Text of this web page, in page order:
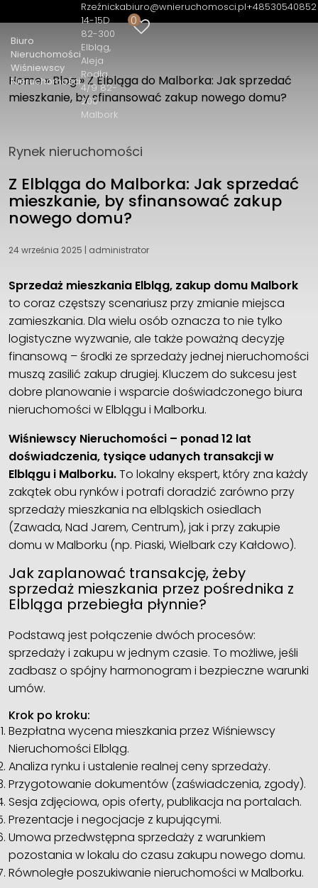
Biuro
Nieruchomości
Wiśniewscy
Nieruchomości
Rzeźnicka
14-15D
82-300
Elbląg
Aleja
Rodła
4/9 82-
200
Malbork
biuro@wnieruchomosci.pl+48530540852
0
Biuro Nieruchomości Wiśniewscy
Nieruchomości
Rzeźnicka 14-15D 82-300 Elbląg
Aleja Rodła 4/9 82-200 Malbork
+48530540852
biuro@wnieruchomosci.pl
Home»Blog»Z Elbląga do Malborka: Jak sprzedać
mieszkanie, by sfinansować zakup nowego domu?
Rynek nieruchomości
Z Elbląga do Malborka: Jak sprzedać
mieszkanie, by sfinansować zakup
nowego domu?
24 września 2025 | administrator
Sprzedaż mieszkania Elbląg, zakup domu Malbork
to coraz częstszy scenariusz przy zmianie miejsca
zamieszkania. Dla wielu osób oznacza to nie tylko
logistyczne wyzwanie, ale także poważną decyzję
finansową – środki ze sprzedaży jednej nieruchomości
muszą zasilić zakup drugiej. Kluczem do sukcesu jest
dobre planowanie i wsparcie doświadczonego biura
nieruchomości w Elblągu i Malborku.
Wiśniewscy Nieruchomości – ponad 12 lat
doświadczenia, tysiące udanych transakcji w
Elblągu i Malborku.To lokalny ekspert, który zna każdy
zakątek obu rynków i potrafi doradzić zarówno przy
sprzedaży mieszkania na elbląskich osiedlach
(Zawada, Nad Jarem, Centrum), jak i przy zakupie
domu w Malborku (np. Piaski, Wielbark czy Kałdowo).
Jak zaplanować transakcję, żeby
sprzedaż mieszkania przez pośrednika z
Elbląga przebiegła płynnie?
Podstawą jest połączenie dwóch procesów:
sprzedaży i zakupu w jednym czasie. To możliwe, jeśli
zadbasz o spójny harmonogram i bezpieczne warunki
umów.
Krok po kroku:
Bezpłatna wycena mieszkania przez Wiśniewscy
Nieruchomości Elbląg.
Analiza rynku i ustalenie realnej ceny sprzedaży.
Przygotowanie dokumentów (zaświadczenia, zgody).
Sesja zdjęciowa, opis oferty, publikacja na portalach.
Prezentacje i negocjacje z kupującymi.
Umowa przedwstępna sprzedaży z warunkiem
pozostania w lokalu do czasu zakupu nowego domu.
Równoległe poszukiwanie nieruchomości w Malborku.